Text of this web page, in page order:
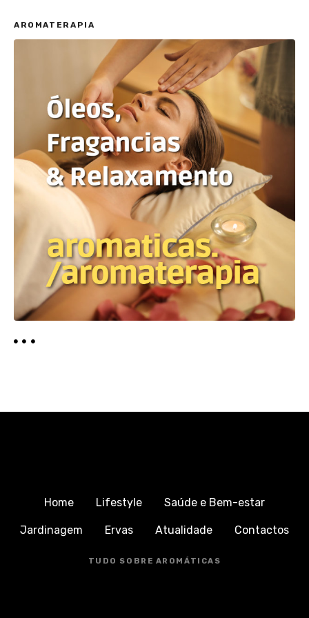
AROMATERAPIA
Home Lifestyle Saúde e Bem-estar
Jardinagem Ervas Atualidade Contactos
TUDO SOBRE AROMÁTICAS